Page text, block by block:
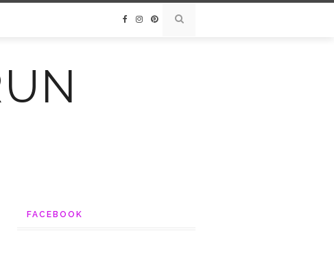
FACEBOOK